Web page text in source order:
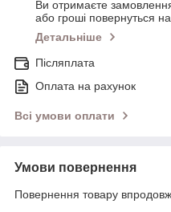
Ви отримаєте
або гроші повернуться
Детальніше
Післяплата
Оплата на рахунок
Всі умови оплати
Умови повернення
Повернення товару